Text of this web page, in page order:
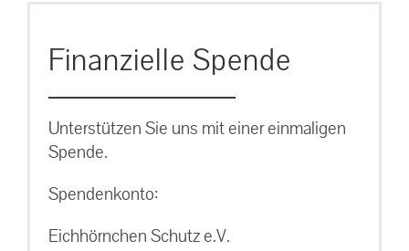
Finanzielle Spende
Unterstützen Sie uns mit einer einmaligen
Spende.
Spendenkonto:
Eichhörnchen Schutz e.V.